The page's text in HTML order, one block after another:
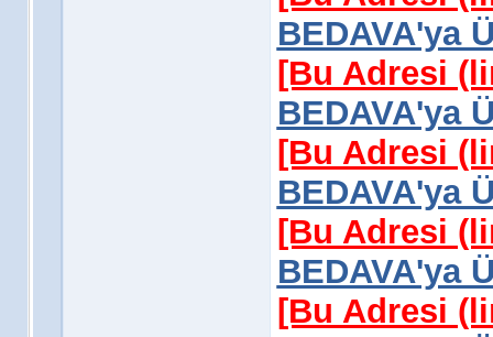
BEDAVA'ya
[Bu Adresi
BEDAVA'ya
[Bu Adresi
BEDAVA'ya
[Bu Adresi
BEDAVA'ya
[Bu Adresi